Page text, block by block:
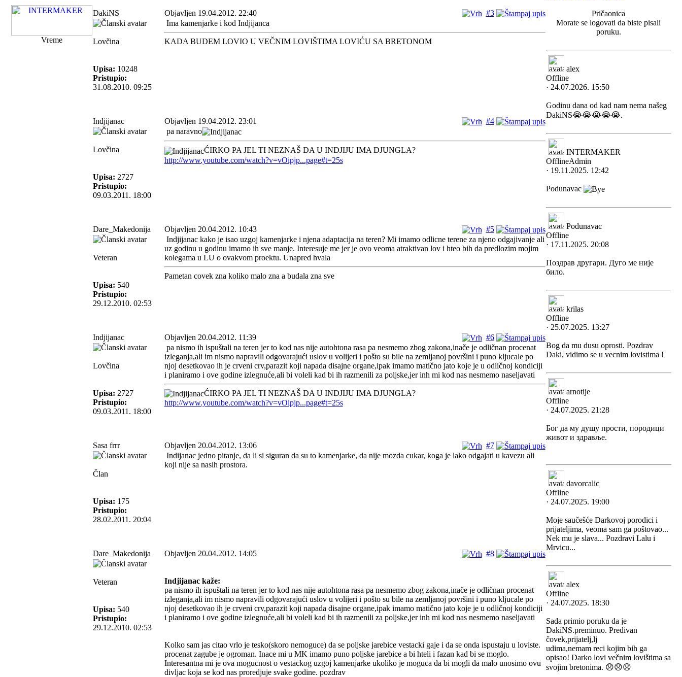
Vreme
DakiNS #3
Objavljen 19.04.2012. 22:40
Lovčina
Upisa: 10248
Pristupio:
31.08.2010. 09:25
Ima kamenjarke i kod Indjijanca
KADA BUDEM LOVIO U VEČNIM LOVIŠTIMA LOVIĆU SA BRETONOM
Indjijanac #4
Objavljen 19.04.2012. 23:01
Lovčina
Upisa: 2727
Pristupio:
09.03.2011. 18:00
pa naravno
ĆIRKO PA JEL TI NEZNAŠ DA U INDJIJU IMA DJUNGLA?
http://www.youtube.com/watch?v=vOipjp...page#t=25s
Dare_Makedonija #5
Objavljen 20.04.2012. 10:43
Veteran
Upisa: 540
Pristupio:
29.12.2010. 02:53
Indjijanac kako je isao uzgoj kamenjarke i njena adaptacija na teren? Mi imamo odlicne terene za njeno odgajivanje ali
uz godinu u godinu imamo ih sve manje. Interesuje me jer je ovo veoma atraktivan lov i hteo bih da predlozim mojim
kolegama u LU o ovakvom proektu. Unapred hvala
Pametan covek zna koliko malo zna a budala zna sve
Indjijanac #6
Objavljen 20.04.2012. 11:39
Lovčina
Upisa: 2727
Pristupio:
09.03.2011. 18:00
pa nismo ih ispuštali na teren jer to kod nas nije autohtona rasa pa nesmemo zbog zakona,inače je odličnan procenat
izleganja,ali im nismo napravili odgovarajući uslov u volijeri i pošto su bile na zemljanoj površini i puno kljucale po
njoj desetkovao ih je crveni crv,parazit koji napada disajne organe,ipak imamo matično jato koje je u odličnoj kondiciji
i planiramo i ove godine izlegnuće,ali bi voleli kad bi ih razmenili za poljske,jer inh mi kod nas nesmemo naseljavati
ĆIRKO PA JEL TI NEZNAŠ DA U INDJIJU IMA DJUNGLA?
http://www.youtube.com/watch?v=vOipjp...page#t=25s
Sasa frrr #7
Objavljen 20.04.2012. 13:06
Član
Upisa: 175
Pristupio:
28.02.2011. 20:04
Indijanac jedno pitanje, da li si siguran da su to kamenjarke, da nije mozda cukar, koga je lako odgajati u kavezu ali
koji nije sa nasih prostora.
Dare_Makedonija #8
Objavljen 20.04.2012. 14:05
Veteran
Upisa: 540
Pristupio:
29.12.2010. 02:53
Indjijanac kaže:
pa nismo ih ispuštali na teren jer to kod nas nije autohtona rasa pa nesmemo zbog zakona,inače je odličnan procenat
izleganja,ali im nismo napravili odgovarajući uslov u volijeri i pošto su bile na zemljanoj površini i puno kljucale po
njoj desetkovao ih je crveni crv,parazit koji napada disajne organe,ipak imamo matično jato koje je u odličnoj kondiciji
i planiramo i ove godine izlegnuće,ali bi voleli kad bi ih razmenili za poljske,jer inh mi kod nas nesmemo naseljavati
Kolko sam jas citao vrlo je tesko(skoro nemoguce) da se poljske jarebice vestacki gaje i da se onda ispustaju u loviste.
procenat zagube je ogroman. Inace mi u MK imamo puno poljske jarebice a bi hteli i fazan kad bi se moglo.
Interesantna mi je ova mogucnost o vestackog uzgoj kamenjarke ukoliko je moguca da bi mogli da malo unosimo ovu
divljac koja se kod nas proredjuje svake godine. pozdrav
Pričaonica
Morate se logovati da biste pisali
poruku.
alex
Offline
· 24.07.2026. 15:50
Godinu dana od kad nam nema našeg
DakiNS😭😭😭😭😭.
INTERMAKER
OfflineAdmin
· 19.11.2025. 12:42
Podunavac
Podunavac
Offline
· 17.11.2025. 20:08
Поздрав другари. Дуго ме није
било.
krilas
Offline
· 25.07.2025. 13:27
Bog da mu dusu oprosti. Pozdrav
Daki, vidimo se u vecnim lovistima !
arnotije
Offline
· 24.07.2025. 21:28
Бог да му душу прости, породици
живот и здравље.
davorcalic
Offline
· 24.07.2025. 19:00
Moje saučešće Darkovoj porodici i
prijateljima, veoma sam ga poštovao...
Nek mu je slava... Pozdravi Lalu i
Mrvicu...
alex
Offline
· 24.07.2025. 18:30
Sada primio poruku da je
DakiNS.preminuo. Predivan
čovek,prijatelj,lj
udima,nemam reci kojim bih ga
opisao! Darko lovi večnim lovištima sa
svojim bretonima. 😞😞😞